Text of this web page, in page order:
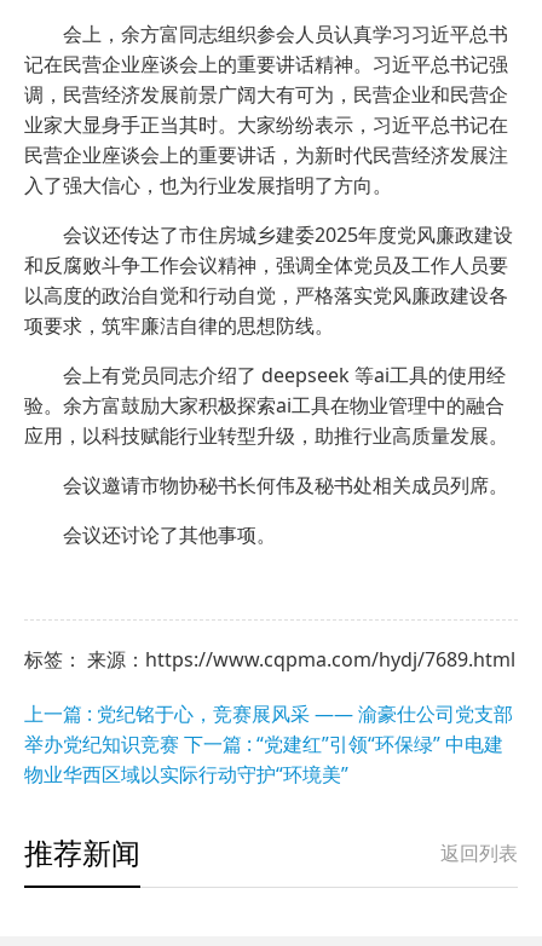
会上，余方富同志组织参会人员认真学习习近平总书
记在民营企业座谈会上的重要讲话精神。习近平总书记强
调，民营经济发展前景广阔大有可为，民营企业和民营企
业家大显身手正当其时。大家纷纷表示，习近平总书记在
民营企业座谈会上的重要讲话，为新时代民营经济发展注
入了强大信心，也为行业发展指明了方向。
会议还传达了市住房城乡建委2025年度党风廉政建设
和反腐败斗争工作会议精神，强调全体党员及工作人员要
以高度的政治自觉和行动自觉，严格落实党风廉政建设各
项要求，筑牢廉洁自律的思想防线。
会上有党员同志介绍了 deepseek 等ai工具的使用经
验。余方富鼓励大家积极探索ai工具在物业管理中的融合
应用，以科技赋能行业转型升级，助推行业高质量发展。
会议邀请市物协秘书长何伟及秘书处相关成员列席。
会议还讨论了其他事项。
标签： 来源：https://www.cqpma.com/hydj/7689.html
上一篇 : 党纪铭于心，竞赛展风采 —— 渝豪仕公司党支部
举办党纪知识竞赛 下一篇 : “党建红”引领“环保绿” 中电建
物业华西区域以实际行动守护“环境美”
返回列表
推荐新闻